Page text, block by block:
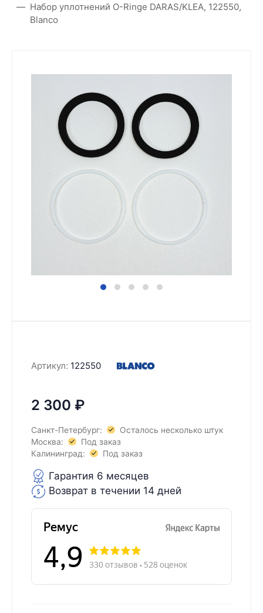
Набор уплотнений O-Ringe DARAS/KLEA, 122550,
Blanco
Артикул: 122550
2 300 ₽
Санкт-Петербург:
Осталось несколько штук
Москва:
Под заказ
Калининград:
Под заказ
Гарантия 6 месяцев
Возврат в течении 14 дней